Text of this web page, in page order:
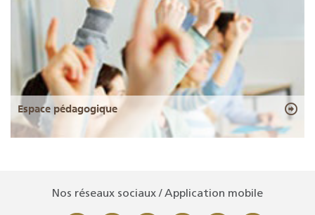
Espace pédagogique
Nos réseaux sociaux / Application mobile